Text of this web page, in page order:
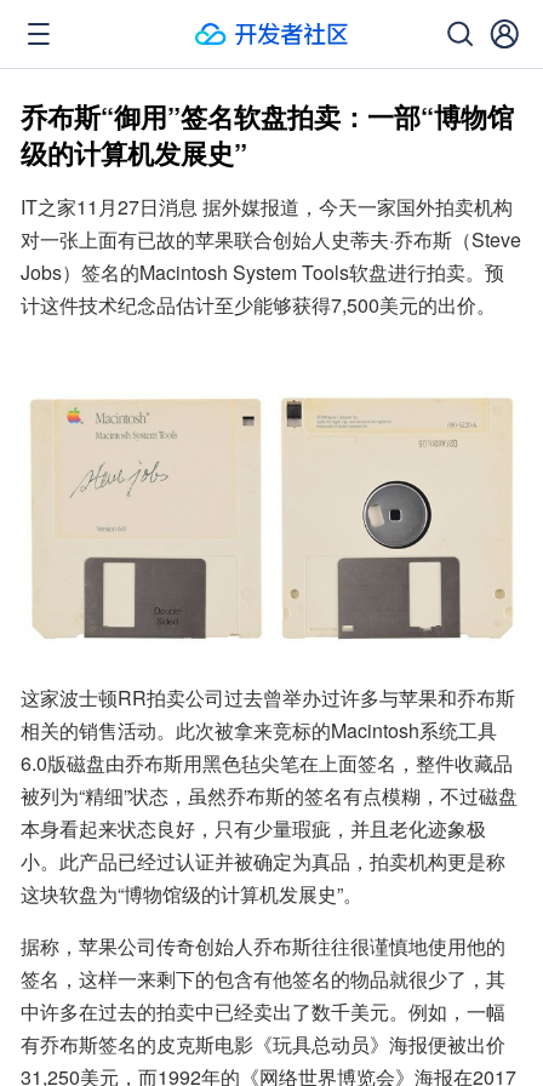
乔布斯“御用”签名软盘拍卖：一部“博物馆
级的计算机发展史”
IT之家11月27日消息 据外媒报道，今天一家国外拍卖机构
对一张上面有已故的苹果联合创始人史蒂夫·乔布斯（Steve
Jobs）签名的Macintosh System Tools软盘进行拍卖。预
计这件技术纪念品估计至少能够获得7,500美元的出价。
这家波士顿RR拍卖公司过去曾举办过许多与苹果和乔布斯
相关的销售活动。此次被拿来竞标的Macintosh系统工具
6.0版磁盘由乔布斯用黑色毡尖笔在上面签名，整件收藏品
被列为“精细”状态，虽然乔布斯的签名有点模糊，不过磁盘
本身看起来状态良好，只有少量瑕疵，并且老化迹象极
小。此产品已经过认证并被确定为真品，拍卖机构更是称
这块软盘为“博物馆级的计算机发展史”。
据称，苹果公司传奇创始人乔布斯往往很谨慎地使用他的
签名，这样一来剩下的包含有他签名的物品就很少了，其
中许多在过去的拍卖中已经卖出了数千美元。例如，一幅
有乔布斯签名的皮克斯电影《玩具总动员》海报便被出价
31,250美元，而1992年的《网络世界博览会》海报在2017